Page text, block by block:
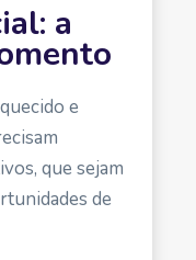
a
e
que sejam
de